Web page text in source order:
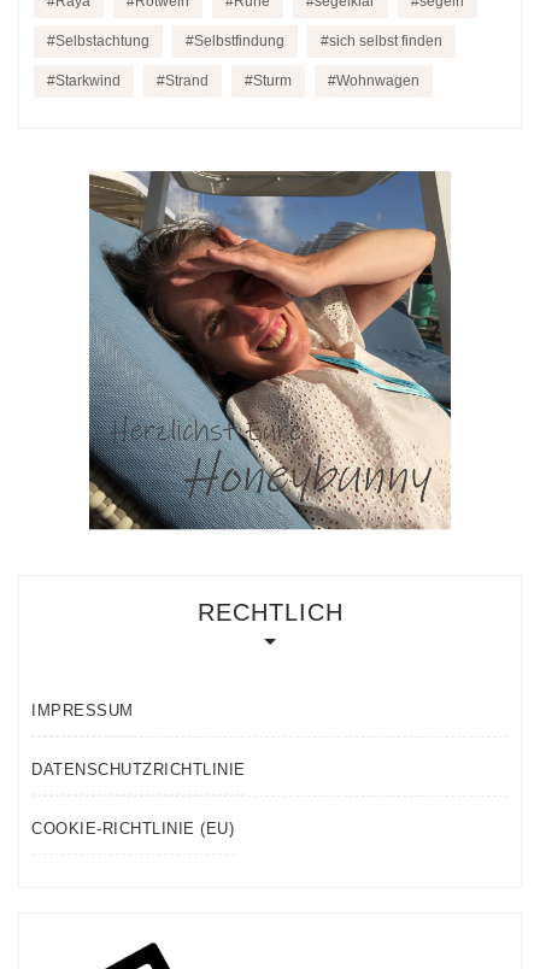
Selbstachtung Selbstfindung sich selbst finden
Starkwind Strand Sturm Wohnwagen
RECHTLICH
IMPRESSUM
DATENSCHUTZRICHTLINIE
COOKIE-RICHTLINIE (EU)